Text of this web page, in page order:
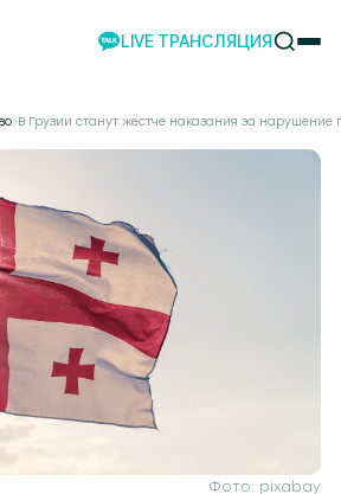
LIVE ТРАНСЛЯЦИЯ
РЕКЛАМА
В Грузии станут жёстче наказания за
Фото: pixabay